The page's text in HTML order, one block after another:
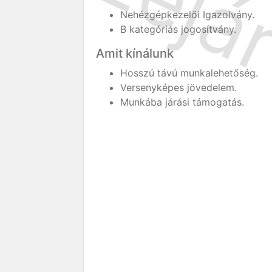
Nehézgépkezelői Igazolvány.
B kategóriás jogosítvány.
Amit kínálunk
Hosszú távú munkalehetőség.
Versenyképes jövedelem.
Munkába járási támogatás.